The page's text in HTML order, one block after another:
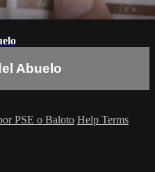
Abuelo
PSE o Baloto Help Terms